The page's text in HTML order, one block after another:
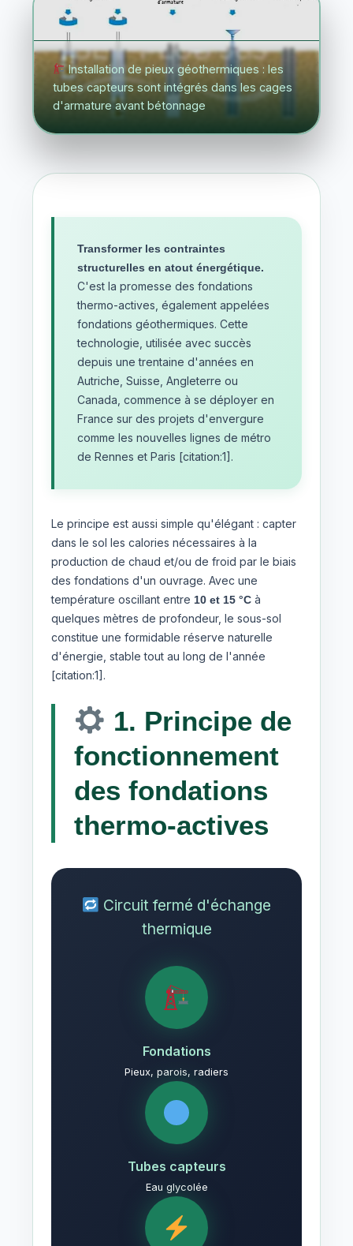
Installation de pieux géothermiques : les
tubes capteurs sont intégrés dans les cages
d'armature avant bétonnage
Transformer les contraintes
structurelles en atout énergétique.
C'est la promesse des fondations
thermo-actives, également appelées
fondations géothermiques. Cette
technologie, utilisée avec succès
depuis une trentaine d'années en
Autriche, Suisse, Angleterre ou
Canada, commence à se déployer en
France sur des projets d'envergure
comme les nouvelles lignes de métro
de Rennes et Paris [citation:1].
Le principe est aussi simple qu'élégant : capter
dans le sol les calories nécessaires à la
production de chaud et/ou de froid par le biais
des fondations d'un ouvrage. Avec une
température oscillant entre 10 et 15 °C à
quelques mètres de profondeur, le sous-sol
constitue une formidable réserve naturelle
d'énergie, stable tout au long de l'année
[citation:1].
1. Principe de
fonctionnement
des fondations
thermo-actives
Circuit fermé d'échange
thermique
Fondations
Pieux, parois, radiers
Tubes capteurs
Eau glycolée